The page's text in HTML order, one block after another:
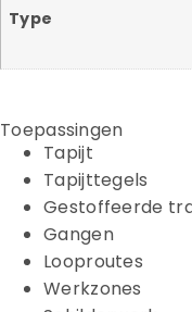
Type
Toepassingen
Tapijt
Tapijttegels
Gestoffeerde
Gangen
Looproutes
Werkzones